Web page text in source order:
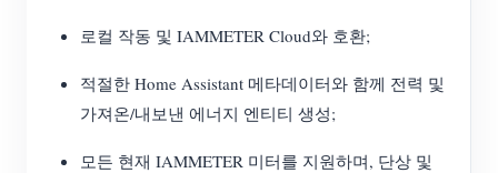
로컬 작동 및 IAMMETER Cloud와 호환;
적절한 Home Assistant 메타데이터와 함께 전력 및
가져온/내보낸 에너지 엔티티 생성;
모든 현재 IAMMETER 미터를 지원하며, 단상 및